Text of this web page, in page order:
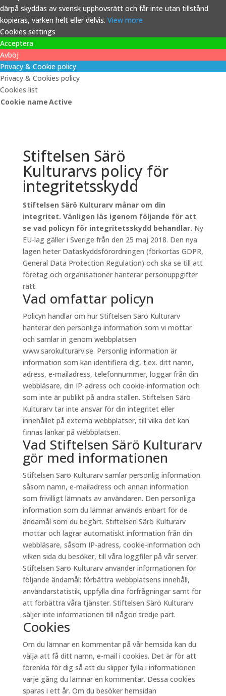
därpå skyddas av svensk upphovsrätt och får inte utan tillstånd
kopieras, varken helt eller delvis. View more
Cookies settings
Acceptera
Avböj
Privacy & Cookie policy
Privacy & Cookies policy
Cookies list
Cookie nameActive
Stiftelsen Särö
Kulturarvs policy för
integritetsskydd
Stiftelsen Särö Kulturarv månar om din
integritet. Vänligen läs igenom följande för att
se vad policyn för integritetsskydd behandlar. Ny
EU-lag gäller i Sverige från den 25 maj 2018. Den nya
lagen heter Dataskyddsförordningen (förkortas GDPR,
General Data Protection Regulation) och ska se till att
företag och organisationer hanterar personuppgifter
rätt.
Vad omfattar policyn
Policyn handlar om hur Stiftelsen Särö Kulturarv
hanterar den personliga information som vi mottar
och samlar in genom webbplatsen
www.sarokulturarv.se. Personlig information är
information som kan identifiera dig, t.ex. ditt namn,
adress, e-mailadress, telefonnummer, loggar från din
webbläsare, din IP-adress och cookie-information och
som inte är publikt på andra ställen. Stiftelsen Särö
Kulturarv tar inte ansvar för din integritet eller
innehållet på externa webbplatser, till vilka det kan
finnas länkar på webbplatsen.
Vad Stiftelsen Särö Kulturarv
gör med informationen
Stiftelsen Särö Kulturarv samlar personlig information
såsom namn, e-mailadress och annan information
som frivilligt lämnats av användaren. Den personliga
information som du lämnar används enbart för de
ändamål som du begärt. Stiftelsen Särö Kulturarv
mottar och lagrar automatiskt information från din
webbläsare, såsom IP-adress, cookie-information och
vilken sida du besöker, till våra loggfiler på vår server.
Stiftelsen Särö Kulturarv använder informationen för
följande ändamål: förbättra webbplatsens innehåll,
användarstatistik, uppfylla dina förfrågningar samt för
att förbättra våra tjänster. Stiftelsen Särö Kulturarv
säljer inte informationen till någon tredje part.
Cookies
Om du lämnar en kommentar på vår hemsida kan du
välja att få ditt namn, e-mail i cookies. Det är för att
förenkla för dig så att du slipper fylla i informationen
varje gång du lämnar en kommentar. Dessa cookies
sparas i ett år. Om du besöker hemsidan